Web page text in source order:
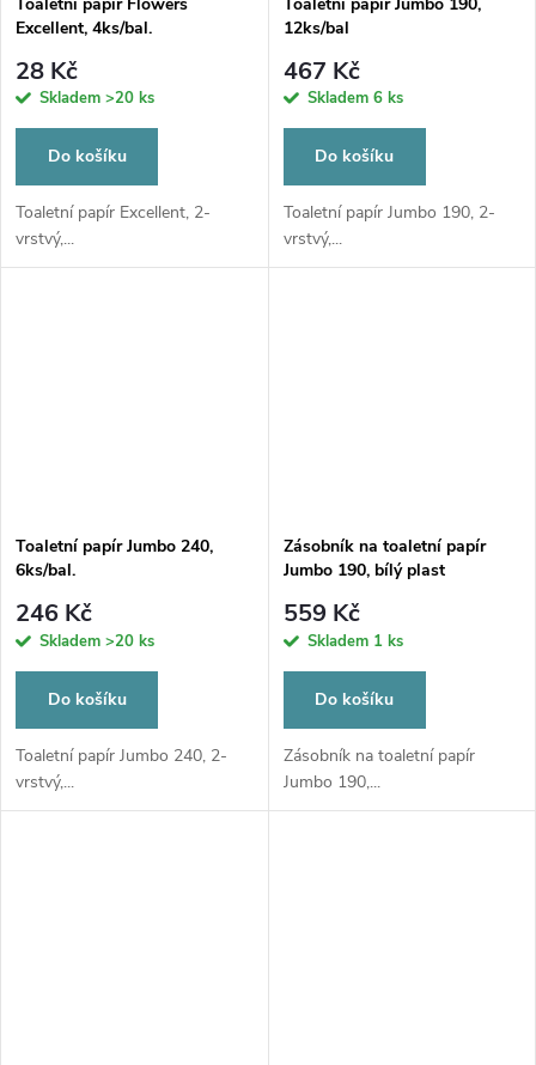
Excellent, 4ks/bal.
28 Kč
Skladem >20 ks
Do košíku
Toaletní papír Excellent, 2-
vrstvý,...
12ks/bal
467 Kč
Skladem 6 ks
Do košíku
Toaletní papír Jumbo 190, 2-
vrstvý,...
Toaletní papír Jumbo 240,
6ks/bal.
246 Kč
Skladem >20 ks
Do košíku
Toaletní papír Jumbo 240, 2-
vrstvý,...
Zásobník na toaletní papír
Jumbo 190, bílý plast
559 Kč
Skladem 1 ks
Do košíku
Zásobník na toaletní papír
Jumbo 190,...